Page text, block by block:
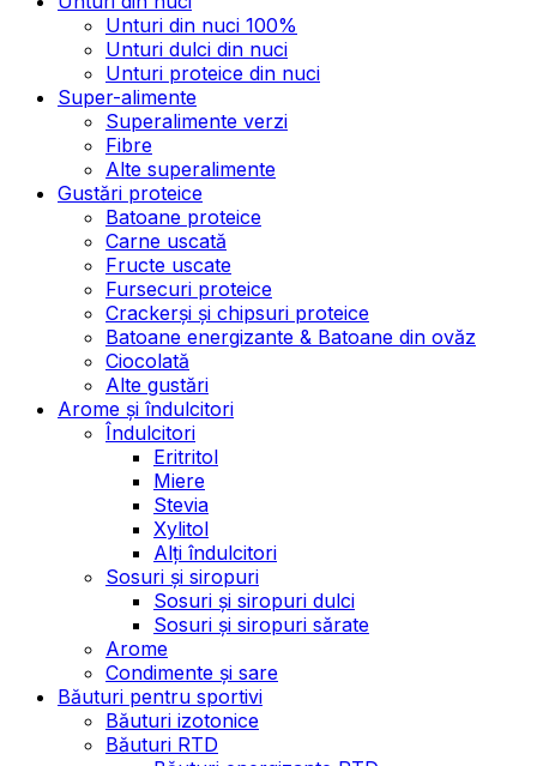
Unturi din nuci 100%
Unturi dulci din nuci
Unturi proteice din nuci
Super-alimente
Superalimente verzi
Fibre
Alte superalimente
Gustări proteice
Batoane proteice
Carne uscată
Fructe uscate
Fursecuri proteice
Crackerși și chipsuri proteice
Batoane energizante & Batoane din ovăz
Ciocolată
Alte gustări
Arome și îndulcitori
Îndulcitori
Eritritol
Miere
Stevia
Xylitol
Alți îndulcitori
Sosuri și siropuri
Sosuri și siropuri dulci
Sosuri și siropuri sărate
Arome
Condimente și sare
Băuturi pentru sportivi
Băuturi izotonice
Băuturi RTD